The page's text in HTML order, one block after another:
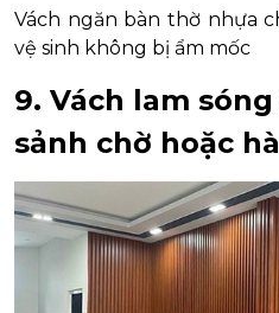
Vách ngăn bàn thờ nhựa
vệ sinh không bị ẩm mốc
9. Vách lam
sảnh chờ hoặc